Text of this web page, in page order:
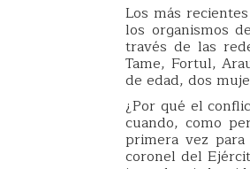
Los más
los organismos
través de las
Tame, Fortul,
de edad, dos
¿Por qué el
cuando, como
primera vez
coronel del